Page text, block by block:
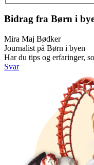
Bidrag fra Børn i
Mira Maj Bødker
Journalist på Børn i byen
Har du tips og erfaringer,
Svar